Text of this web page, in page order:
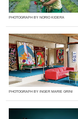
PHOTOGRAPH BY NORIO KIDERA
PHOTOGRAPH BY INGER MARIE GRINI